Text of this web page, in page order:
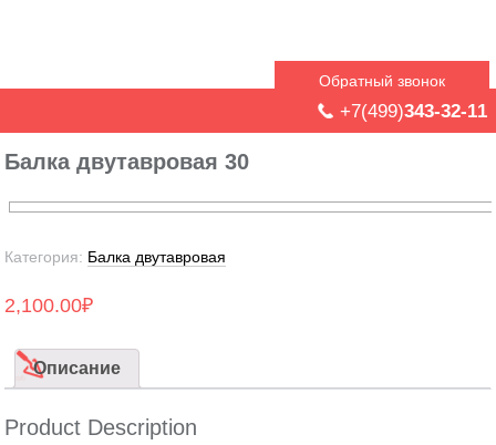
Обратный звонок
+7(499)343-32-11
Балка двутавровая 30
Категория: Балка двутавровая
2,100.00₽
Описание
Product Description